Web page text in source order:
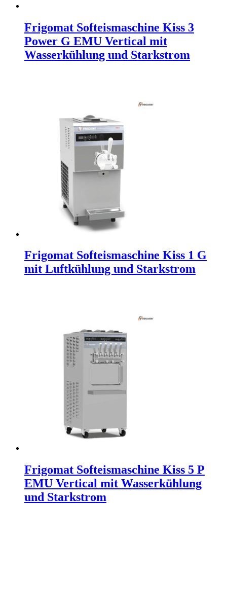
Frigomat Softeismaschine Kiss 3
Power G EMU Vertical mit
Wasserkühlung und Starkstrom
Frigomat Softeismaschine Kiss 1 G
mit Luftkühlung und Starkstrom
Frigomat Softeismaschine Kiss 5 P
EMU Vertical mit Wasserkühlung
und Starkstrom